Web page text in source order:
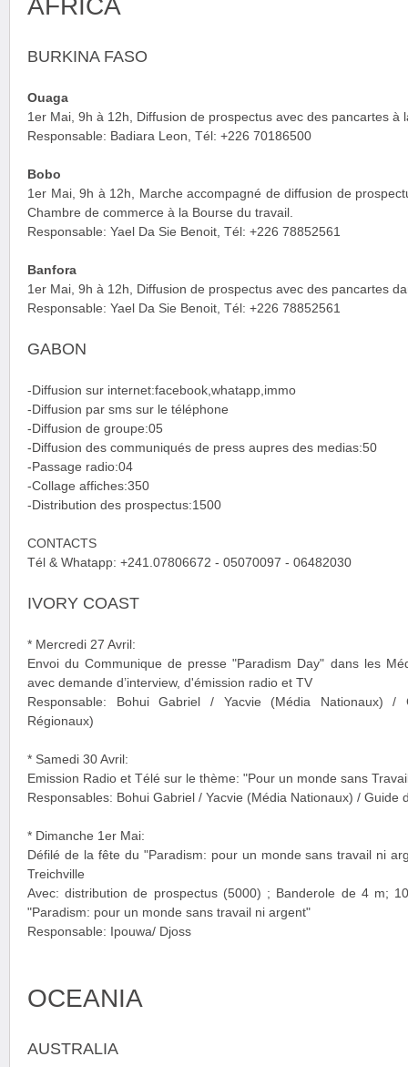
AFRICA
BURKINA FASO
Ouaga
1er Mai, 9h à 12h, Diffusion de prospectus avec des pancartes à
Responsable: Badiara Leon, Tél: +226 70186500
Bobo
1er Mai, 9h à 12h, Marche accompagné de diffusion de
Chambre de commerce à la Bourse du travail.
Responsable: Yael Da Sie Benoit, Tél: +226 78852561
Banfora
1er Mai, 9h à 12h, Diffusion de prospectus avec des pancartes
Responsable: Yael Da Sie Benoit, Tél: +226 78852561
GABON
-Diffusion sur internet:facebook,whatapp,immo
-Diffusion par sms sur le téléphone
-Diffusion de groupe:05
-Diffusion des communiqués de press aupres des medias:50
-Passage radio:04
-Collage affiches:350
-Distribution des prospectus:1500
CONTACTS
Tél & Whatapp: +241.07806672 - 05070097 - 06482030
IVORY COAST
* Mercredi 27 Avril:
Envoi du Communique de presse "Paradism Day" dans les
avec demande d’interview, d'émission radio et TV
Responsable: Bohui Gabriel / Yacvie (Média Nationaux) /
Régionaux)
* Samedi 30 Avril:
Emission Radio et Télé sur le thème: "Pour un monde sans
Responsables: Bohui Gabriel / Yacvie (Média Nationaux) / Guide
* Dimanche 1er Mai:
Défilé de la fête du "Paradism: pour un monde sans travail ni
Treichville
Avec: distribution de prospectus (5000) ; Banderole de 4 m;
"Paradism: pour un monde sans travail ni argent"
Responsable: Ipouwa/ Djoss
OCEANIA
AUSTRALIA